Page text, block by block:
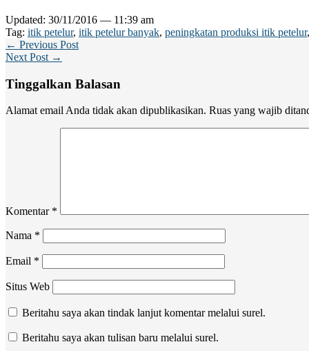
Updated: 30/11/2016 — 11:39 am
Tag: itik petelur, itik petelur banyak, peningkatan produksi itik petelur
← Previous Post
Next Post →
Tinggalkan Balasan
Alamat email Anda tidak akan dipublikasikan. Ruas yang wajib
Komentar *
Nama *
Email *
Situs Web
Beritahu saya akan tindak lanjut komentar melalui surel.
Beritahu saya akan tulisan baru melalui surel.